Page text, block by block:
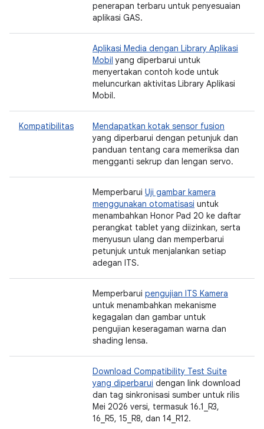
penerapan terbaru untuk penyesuaian
aplikasi GAS.
Aplikasi Media dengan Library Aplikasi
Mobil yang diperbarui untuk
menyertakan contoh kode untuk
meluncurkan aktivitas Library Aplikasi
Mobil.
Kompatibilitas
Mendapatkan kotak sensor fusion
yang diperbarui dengan petunjuk dan
panduan tentang cara memeriksa dan
mengganti sekrup dan lengan servo.
Memperbarui Uji gambar kamera
menggunakan otomatisasi untuk
menambahkan Honor Pad 20 ke daftar
perangkat tablet yang diizinkan, serta
menyusun ulang dan memperbarui
petunjuk untuk menjalankan setiap
adegan ITS.
Memperbarui pengujian ITS Kamera
untuk menambahkan mekanisme
kegagalan dan gambar untuk
pengujian keseragaman warna dan
shading lensa.
Download Compatibility Test Suite
yang diperbarui dengan link download
dan tag sinkronisasi sumber untuk rilis
Mei 2026 versi, termasuk 16.1_R3,
16_R5, 15_R8, dan 14_R12.